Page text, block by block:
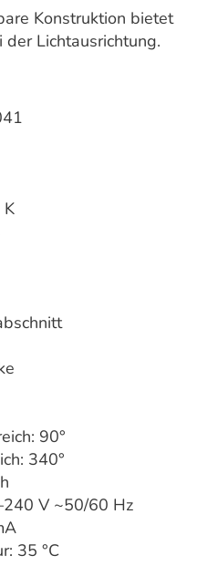
Konstruktion bietet
Lichtausrichtung.
90°
340°
V ~50/60 Hz
35 °C